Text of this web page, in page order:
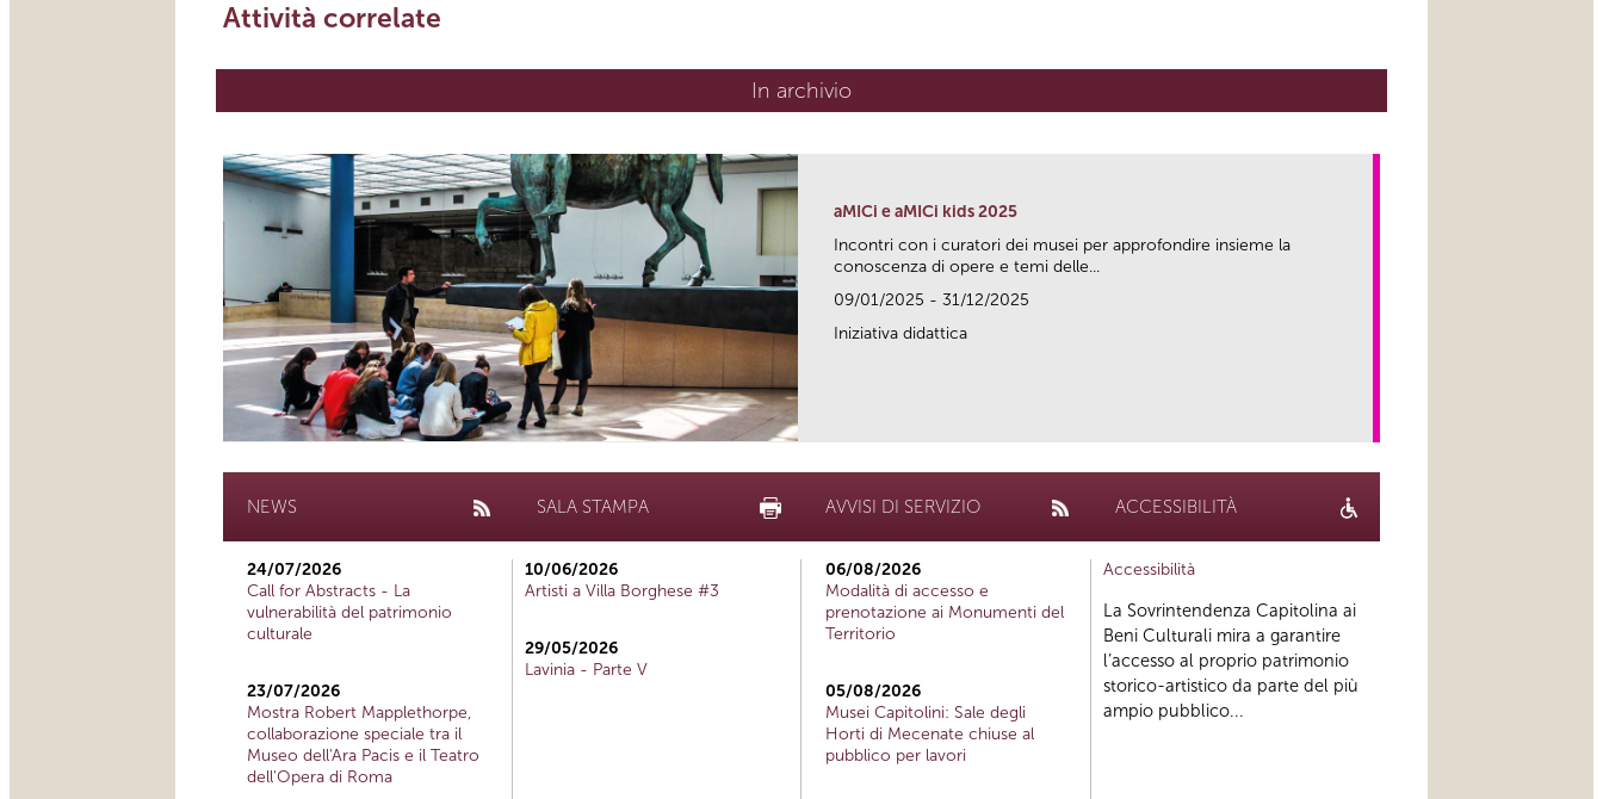
Attività correlate
In archivio
aMICi e aMICi kids 2025
Incontri con i curatori dei musei per approfondire insieme la
conoscenza di opere e temi delle...
09/01/2025 - 31/12/2025
Iniziativa didattica
NEWS
24/07/2026
Call for Abstracts - La
vulnerabilità del patrimonio
culturale
23/07/2026
Mostra Robert Mapplethorpe,
collaborazione speciale tra il
Museo dell'Ara Pacis e il Teatro
dell'Opera di Roma
SALA STAMPA
10/06/2026
Artisti a Villa Borghese #3
29/05/2026
Lavinia - Parte V
AVVISI DI SERVIZIO
06/08/2026
Modalità di accesso e
prenotazione ai Monumenti del
Territorio
05/08/2026
Musei Capitolini: Sale degli
Horti di Mecenate chiuse al
pubblico per lavori
ACCESSIBILITÀ
Accessibilità
La Sovrintendenza Capitolina ai
Beni Culturali mira a garantire
l’accesso al proprio patrimonio
storico-artistico da parte del più
ampio pubblico...